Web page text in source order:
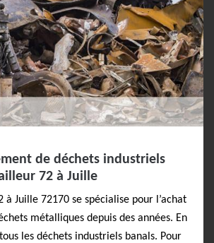
de déchets industriels
72 à Juille
à Juille 72170 se spécialise pour l’achat
métalliques depuis des années. En
les déchets industriels banals. Pour